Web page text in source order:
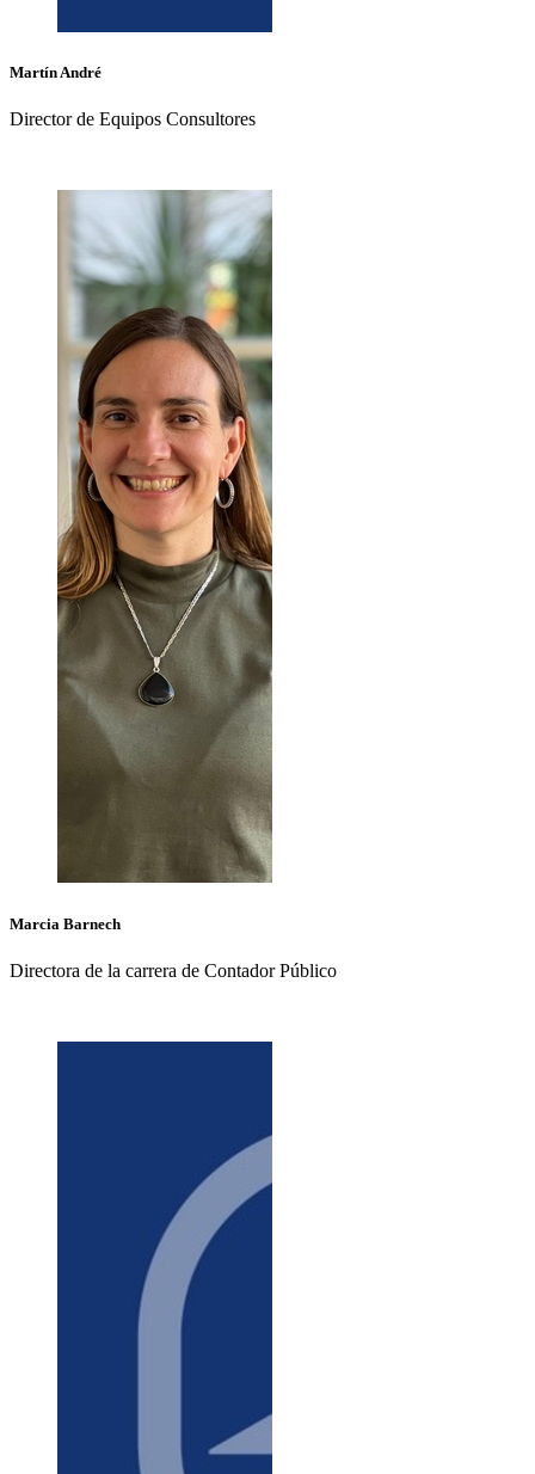
MartínAndré
Director de Equipos Consultores
Marcia Barnech
Directora de la carrera de Contador Público